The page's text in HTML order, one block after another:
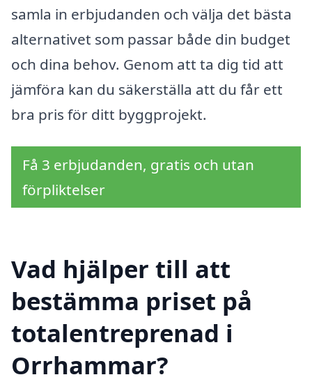
samla in erbjudanden och välja det bästa
alternativet som passar både din budget
och dina behov. Genom att ta dig tid att
jämföra kan du säkerställa att du får ett
bra pris för ditt byggprojekt.
Få 3 erbjudanden, gratis och utan
förpliktelser
Vad hjälper till att
bestämma priset på
totalentreprenad i
Orrhammar?